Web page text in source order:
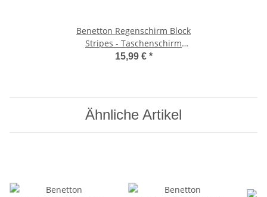
Benetton Regenschirm Block
Stripes - Taschenschirm
Ultra Mini Flat
15,99 € *
Ähnliche Artikel